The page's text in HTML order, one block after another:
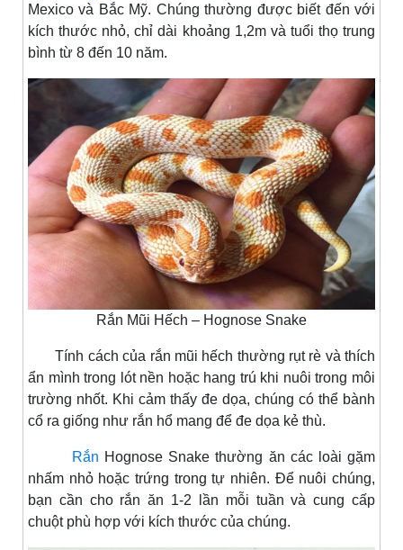
Mexico và Bắc Mỹ. Chúng thường được biết đến với
kích thước nhỏ, chỉ dài khoảng 1,2m và tuổi thọ trung
bình từ 8 đến 10 năm.
Rắn Mũi Hếch – Hognose Snake
Tính cách của rắn mũi hếch thường rụt rè và thích
ẩn mình trong lót nền hoặc hang trú khi nuôi trong môi
trường nhốt. Khi cảm thấy đe dọa, chúng có thể bành
cổ ra giống như rắn hổ mang để đe dọa kẻ thù.
Rắn Hognose Snake thường ăn các loài gặm
nhấm nhỏ hoặc trứng trong tự nhiên. Để nuôi chúng,
bạn cần cho rắn ăn 1-2 lần mỗi tuần và cung cấp
chuột phù hợp với kích thước của chúng.